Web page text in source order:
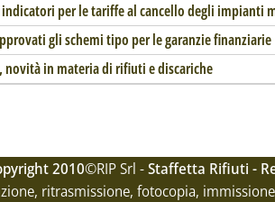
per le tariffe al cancello degli impianti
gli schemi tipo per le garanzie finanziarie
novità in materia di rifiuti e discariche
2010©RIP Srl -Staffetta Rifiuti -
ritrasmissione, fotocopia,